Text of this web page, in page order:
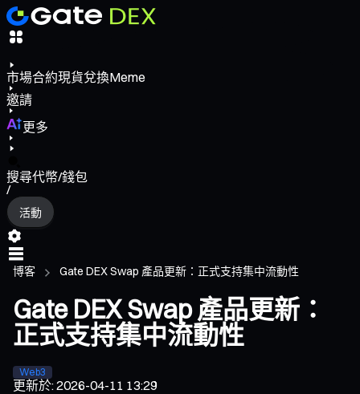
市場合約現貨兌換Meme
邀請
更多
搜尋代幣/錢包
/
活動
博客 Gate DEX Swap 產品更新：正式支持集中流動性
Gate DEX Swap 產品更新：
正式支持集中流動性
Web3
更新於:2026-04-11 13:29